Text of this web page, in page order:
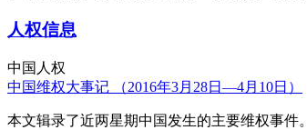
人权信息
中国人权
中国维权大事记 （2016年3月28日—4月10日）
本文辑录了近两星期中国发生的主要维权事件。